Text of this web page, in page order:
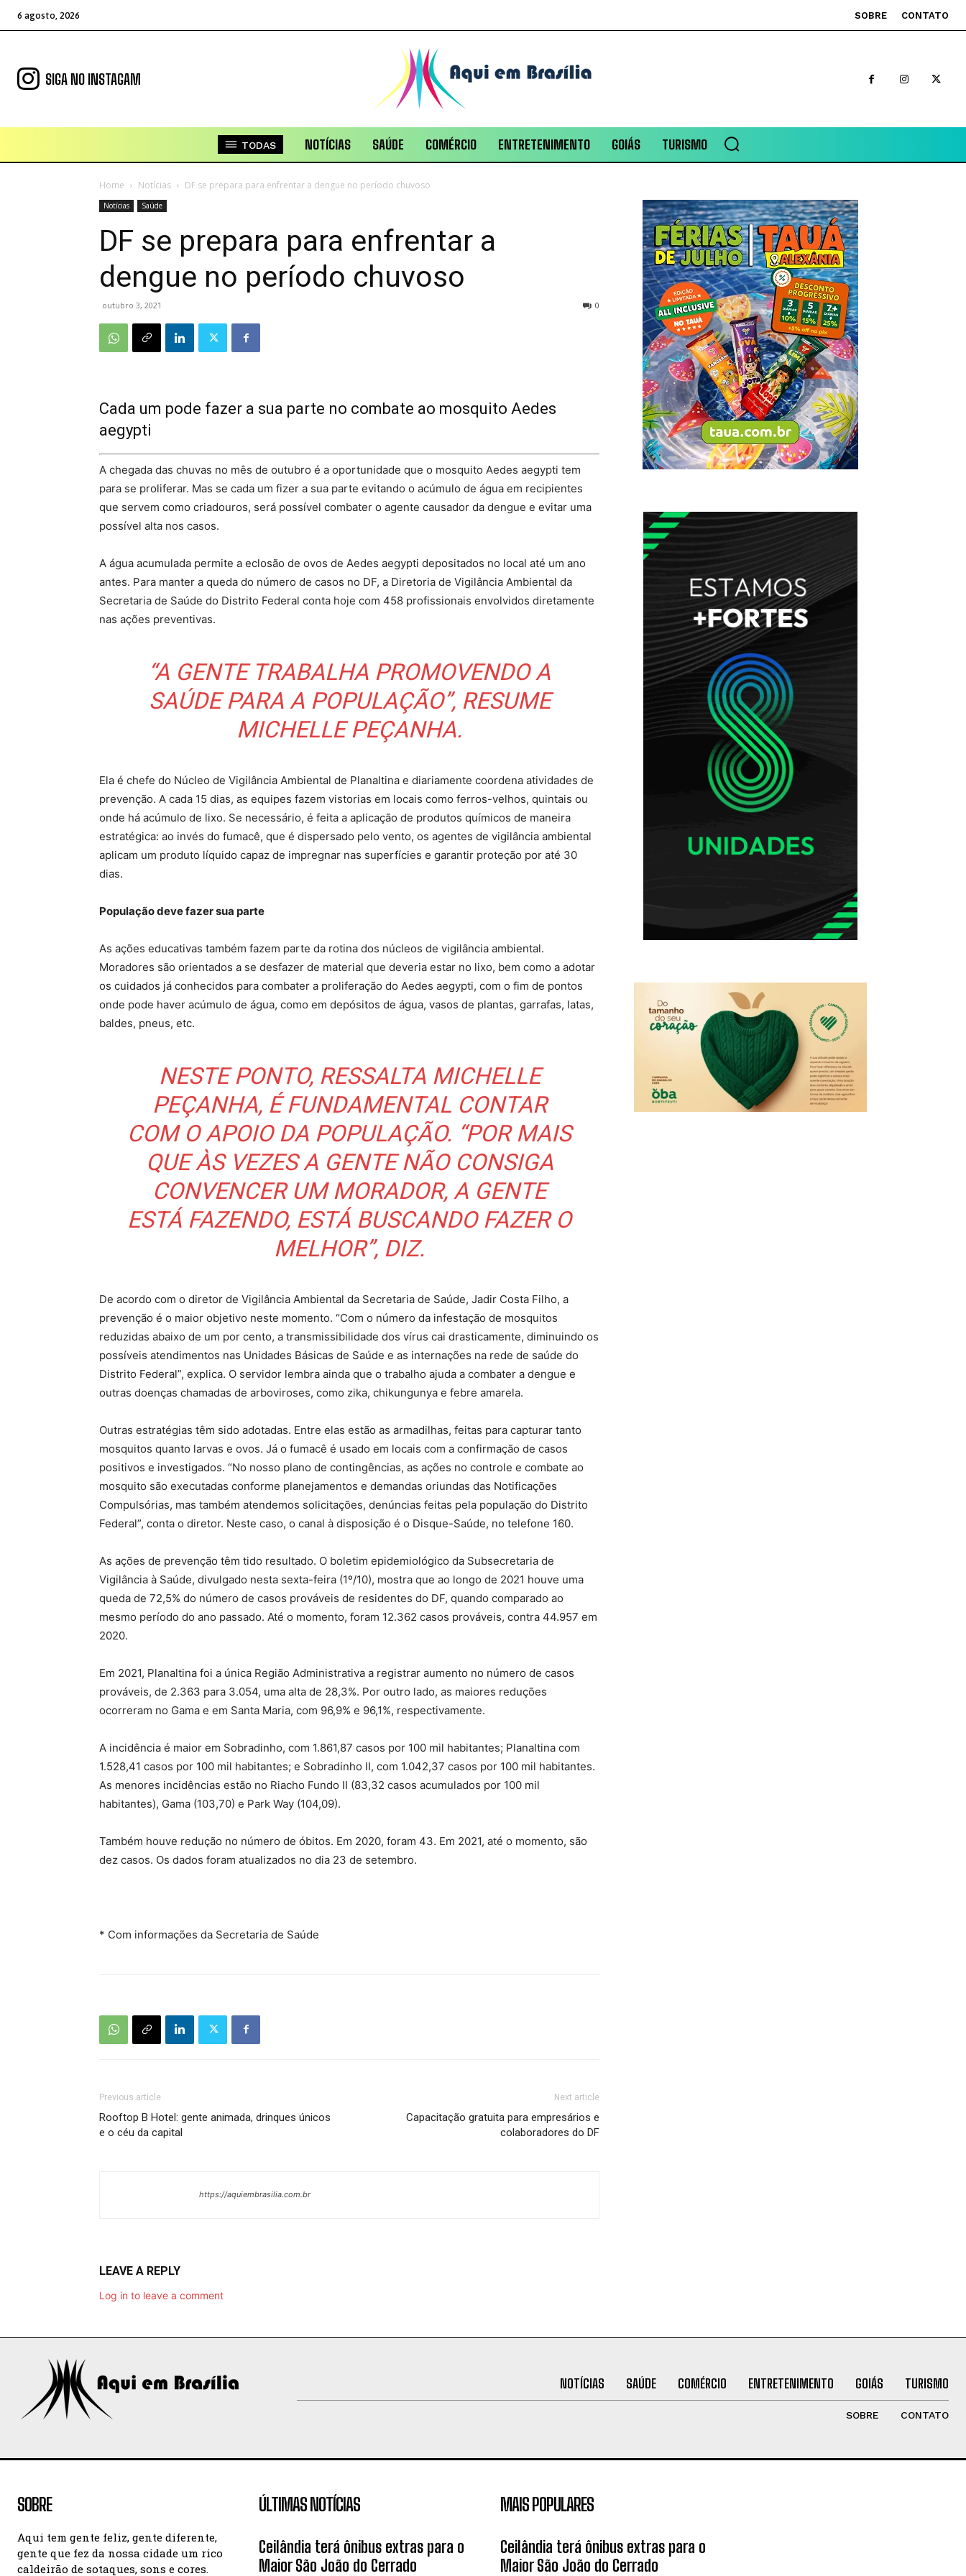
6 agosto, 2026 SOBRE CONTATO
SIGA NO INSTAGAM
TODAS NOTÍCIAS SAÚDE COMÉRCIO ENTRETENIMENTO GOIÁS TURISMO
Home Notícias DF se prepara para enfrentar a dengue no período chuvoso
Notícias Saúde
DF se prepara para enfrentar a
dengue no período chuvoso
outubro 3, 2021 0
Cada um pode fazer a sua parte no combate ao mosquito Aedes
aegypti
A chegada das chuvas no mês de outubro é a oportunidade que o mosquito Aedes aegypti tem
para se proliferar. Mas se cada um fizer a sua parte evitando o acúmulo de água em recipientes
que servem como criadouros, será possível combater o agente causador da dengue e evitar uma
possível alta nos casos.
A água acumulada permite a eclosão de ovos de Aedes aegypti depositados no local até um ano
antes. Para manter a queda do número de casos no DF, a Diretoria de Vigilância Ambiental da
Secretaria de Saúde do Distrito Federal conta hoje com 458 profissionais envolvidos diretamente
nas ações preventivas.
“A GENTE TRABALHA PROMOVENDO A
SAÚDE PARA A POPULAÇÃO”, RESUME
MICHELLE PEÇANHA.
Ela é chefe do Núcleo de Vigilância Ambiental de Planaltina e diariamente coordena atividades de
prevenção. A cada 15 dias, as equipes fazem vistorias em locais como ferros-velhos, quintais ou
onde há acúmulo de lixo. Se necessário, é feita a aplicação de produtos químicos de maneira
estratégica: ao invés do fumacê, que é dispersado pelo vento, os agentes de vigilância ambiental
aplicam um produto líquido capaz de impregnar nas superfícies e garantir proteção por até 30
dias.
População deve fazer sua parte
As ações educativas também fazem parte da rotina dos núcleos de vigilância ambiental.
Moradores são orientados a se desfazer de material que deveria estar no lixo, bem como a adotar
os cuidados já conhecidos para combater a proliferação do Aedes aegypti, com o fim de pontos
onde pode haver acúmulo de água, como em depósitos de água, vasos de plantas, garrafas, latas,
baldes, pneus, etc.
NESTE PONTO, RESSALTA MICHELLE
PEÇANHA, É FUNDAMENTAL CONTAR
COM O APOIO DA POPULAÇÃO. “POR MAIS
QUE ÀS VEZES A GENTE NÃO CONSIGA
CONVENCER UM MORADOR, A GENTE
ESTÁ FAZENDO, ESTÁ BUSCANDO FAZER O
MELHOR”, DIZ.
De acordo com o diretor de Vigilância Ambiental da Secretaria de Saúde, Jadir Costa Filho, a
prevenção é o maior objetivo neste momento. “Com o número da infestação de mosquitos
reduzidas abaixo de um por cento, a transmissibilidade dos vírus cai drasticamente, diminuindo os
possíveis atendimentos nas Unidades Básicas de Saúde e as internações na rede de saúde do
Distrito Federal”, explica. O servidor lembra ainda que o trabalho ajuda a combater a dengue e
outras doenças chamadas de arboviroses, como zika, chikungunya e febre amarela.
Outras estratégias têm sido adotadas. Entre elas estão as armadilhas, feitas para capturar tanto
mosquitos quanto larvas e ovos. Já o fumacê é usado em locais com a confirmação de casos
positivos e investigados. “No nosso plano de contingências, as ações no controle e combate ao
mosquito são executadas conforme planejamentos e demandas oriundas das Notificações
Compulsórias, mas também atendemos solicitações, denúncias feitas pela população do Distrito
Federal”, conta o diretor. Neste caso, o canal à disposição é o Disque-Saúde, no telefone 160.
As ações de prevenção têm tido resultado. O boletim epidemiológico da Subsecretaria de
Vigilância à Saúde, divulgado nesta sexta-feira (1º/10), mostra que ao longo de 2021 houve uma
queda de 72,5% do número de casos prováveis de residentes do DF, quando comparado ao
mesmo período do ano passado. Até o momento, foram 12.362 casos prováveis, contra 44.957 em
2020.
Em 2021, Planaltina foi a única Região Administrativa a registrar aumento no número de casos
prováveis, de 2.363 para 3.054, uma alta de 28,3%. Por outro lado, as maiores reduções
ocorreram no Gama e em Santa Maria, com 96,9% e 96,1%, respectivamente.
A incidência é maior em Sobradinho, com 1.861,87 casos por 100 mil habitantes; Planaltina com
1.528,41 casos por 100 mil habitantes; e Sobradinho II, com 1.042,37 casos por 100 mil habitantes.
As menores incidências estão no Riacho Fundo II (83,32 casos acumulados por 100 mil
habitantes), Gama (103,70) e Park Way (104,09).
Também houve redução no número de óbitos. Em 2020, foram 43. Em 2021, até o momento, são
dez casos. Os dados foram atualizados no dia 23 de setembro.
* Com informações da Secretaria de Saúde
Previous article
Rooftop B Hotel: gente animada, drinques únicos
e o céu da capital
Next article
Capacitação gratuita para empresários e
colaboradores do DF
https://aquiembrasilia.com.br
LEAVE A REPLY
Log in to leave a comment
NOTÍCIAS SAÚDE COMÉRCIO ENTRETENIMENTO GOIÁS TURISMO
SOBRE CONTATO
SOBRE
Aqui tem gente feliz, gente diferente,
gente que fez da nossa cidade um rico
caldeirão de sotaques, sons e cores.
ÚLTIMAS NOTÍCIAS
Ceilândia terá ônibus extras para o
Maior São João do Cerrado
MAIS POPULARES
Ceilândia terá ônibus extras para o
Maior São João do Cerrado